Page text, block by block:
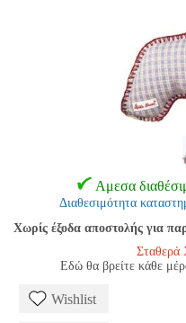
Αμεσα
Διαθεσιμότητα
Χωρίς έξοδα αποστολής για
Σταθερά
Εδώ θα βρείτε κάθε
Wishlist